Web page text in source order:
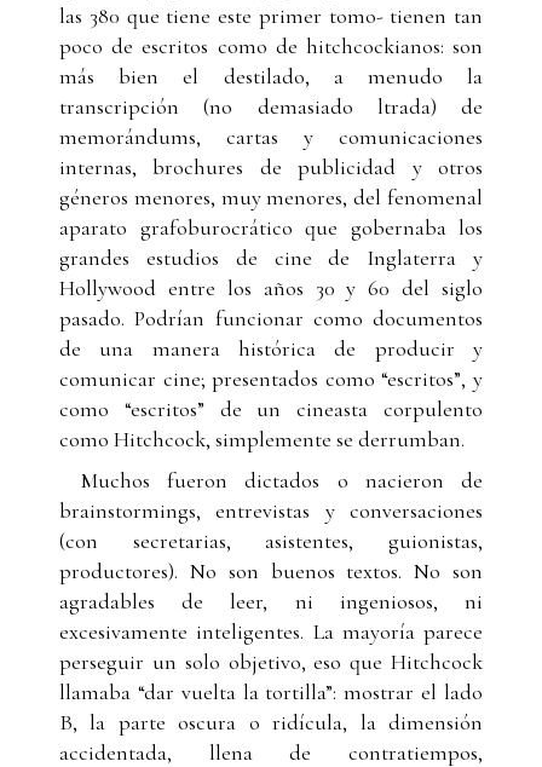
las 380 que tiene este primer tomo- tienen tan
poco de escritos como de hitchcockianos: son
más bien el destilado, a menudo la
transcripción (no demasiado ltrada) de
memorándums, cartas y comunicaciones
internas, brochures de publicidad y otros
géneros menores, muy menores, del fenomenal
aparato grafoburocrático que gobernaba los
grandes estudios de cine de Inglaterra y
Hollywood entre los años 30 y 60 del siglo
pasado. Podrían funcionar como documentos
de una manera histórica de producir y
comunicar cine; presentados como “escritos”, y
como “escritos” de un cineasta corpulento
como Hitchcock, simplemente se derrumban.
Muchos fueron dictados o nacieron de
brainstormings, entrevistas y conversaciones
(con secretarias, asistentes, guionistas,
productores). No son buenos textos. No son
agradables de leer, ni ingeniosos, ni
excesivamente inteligentes. La mayoría parece
perseguir un solo objetivo, eso que Hitchcock
llamaba “dar vuelta la tortilla”: mostrar el lado
B, la parte oscura o ridícula, la dimensión
accidentada, llena de contratiempos,